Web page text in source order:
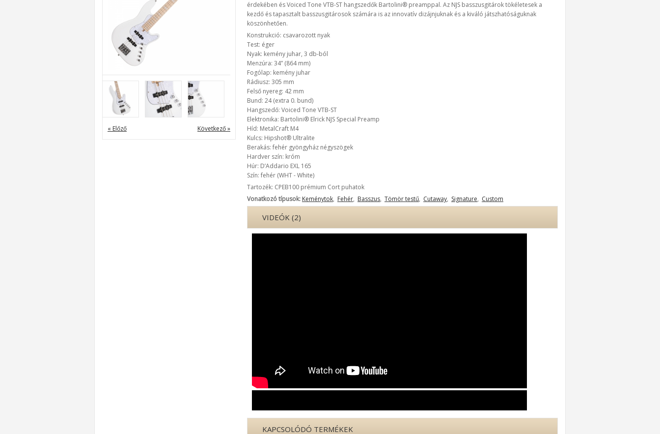
« Előző Következő »
érdekében és Voiced Tone VTB-ST hangszedők Bartolini® preamppal. Az NJS basszusgitárok tökéletesek a
kezdő és tapasztalt basszusgitárosok számára is az innovatív dizájnjuknak és a kiváló játszhatóságuknak
köszönhetően.
Konstrukció: csavarozott nyak
Test: éger
Nyak: kemény juhar, 3 db-ból
Menzúra: 34” (864 mm)
Fogólap: kemény juhar
Rádiusz: 305 mm
Felső nyereg: 42 mm
Bund: 24 (extra 0. bund)
Hangszedő: Voiced Tone VTB-ST
Elektronika: Bartolini® Elrick NJS Special Preamp
Híd: MetalCraft M4
Kulcs: Hipshot® Ultralite
Berakás: fehér gyöngyház négyszögek
Hardver szín: króm
Húr: D’Addario EXL 165
Szín: fehér (WHT - White)
Tartozék: CPEB100 prémium Cort puhatok
Vonatkozó típusok: Keménytok, Fehér, Basszus, Tömör testű, Cutaway, Signature, Custom
VIDEÓK (2)
KAPCSOLÓDÓ TERMÉKEK